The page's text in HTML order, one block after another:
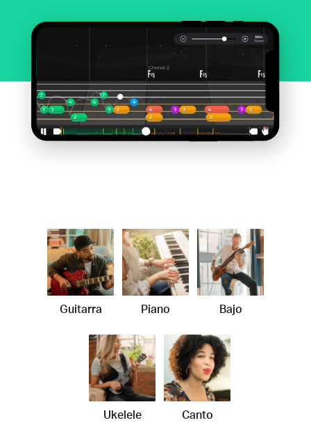
Guitarra Piano Bajo
Ukelele Canto